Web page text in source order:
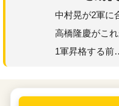
中村晃が2軍に
高橋隆慶がこ
1軍昇格する前